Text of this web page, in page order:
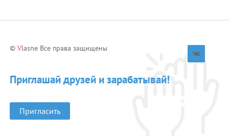
© Vlasne Все права защищены
Приглашай друзей и зарабатывай!
Пригласить